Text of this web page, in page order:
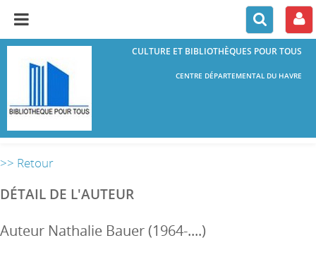
CULTURE ET BIBLIOTHÈQUES POUR TOUS
CENTRE DÉPARTEMENTAL DU HAVRE
>> Retour
DÉTAIL DE L'AUTEUR
Auteur Nathalie Bauer (1964-....)